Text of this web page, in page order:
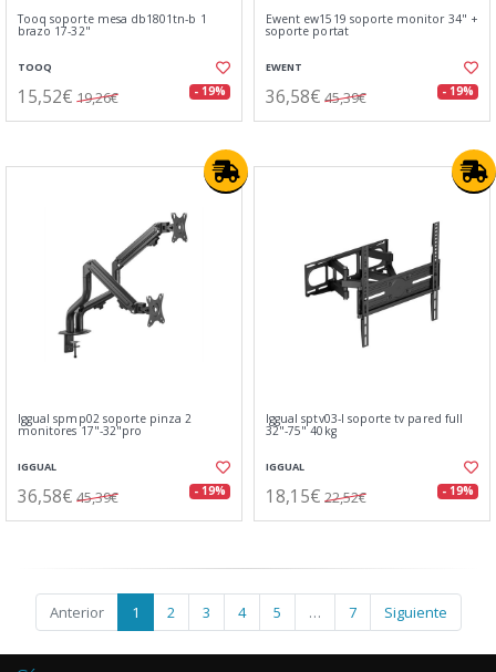
Tooq soporte mesa db1801tn-b 1
brazo 17-32"
TOOQ
15,52€ 19,26€ - 19%
Ewent ew1519 soporte monitor 34" +
soporte portat
EWENT
36,58€ 45,39€ - 19%
Iggual spmp02 soporte pinza 2
monitores 17"-32"pro
IGGUAL
36,58€ 45,39€ - 19%
Iggual sptv03-l soporte tv pared full
32"-75" 40kg
IGGUAL
18,15€ 22,52€ - 19%
Anterior 1 2 3 4 5 … 7 Siguiente